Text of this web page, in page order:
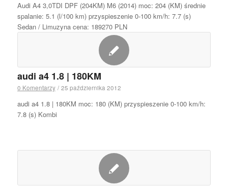
Audi A4 3,0TDI DPF (204KM) M6 (2014) moc: 204 (KM) średnie
spalanie: 5.1 (l/100 km) przyspieszenie 0-100 km/h: 7.7 (s)
Sedan / Limuzyna cena: 189270 PLN
audi a4 1.8 | 180KM
0 Komentarzy / 25 października 2012
audi a4 1.8 | 180KM moc: 180 (KM) przyspieszenie 0-100 km/h:
7.8 (s) Kombi